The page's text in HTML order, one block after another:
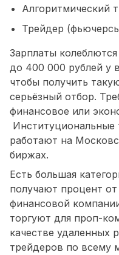
Алгоритмический
Трейдер
Зарплаты
до 400 000 рублей у
чтобы получить
серьёзный отбор.
финансовое или
работают на
биржах.
Есть большая
получают процент
финансовой
торгуют для проп-
качестве удаленных
трейдеров по всему